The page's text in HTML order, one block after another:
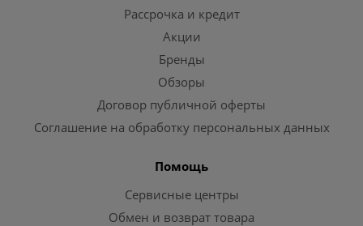
Рассрочка и кредит
Акции
Бренды
Обзоры
Договор публичной оферты
Соглашение на обработку персональных данных
Помощь
Сервисные центры
Обмен и возврат товара